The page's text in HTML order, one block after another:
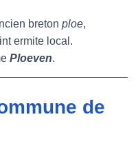
breton ploe,
ermite local.
Ploeven.
de